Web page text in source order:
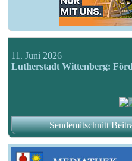
11. Juni 2026
Lutherstadt Wittenberg:
Sendemitschnitt